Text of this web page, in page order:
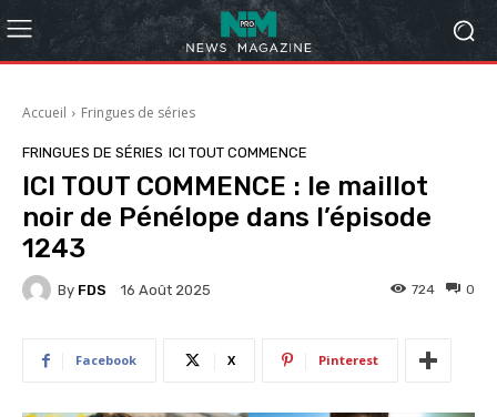
Accueil Fringues de séries
FRINGUES DE SÉRIES ICI TOUT COMMENCE
ICI TOUT COMMENCE : le maillot
noir de Pénélope dans l’épisode
1243
By FDS 16 Août 2025 0
724
Facebook X Pinterest